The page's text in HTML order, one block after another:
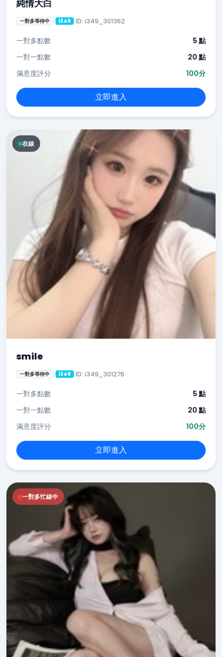
純情大白
一對多等待中 i349 ID: i349_301362
一對多點數
5 點
一對一點數
20 點
滿意度評分
100分
立即進入
在線
smile
一對多等待中 i349 ID: i349_301276
一對多點數
5 點
一對一點數
20 點
滿意度評分
100分
立即進入
一對多忙線中